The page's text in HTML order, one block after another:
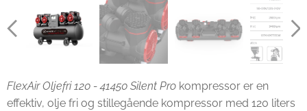
FlexAir Oljefri 120 - 41450 Silent Pro kompressor er en
effektiv, olje fri og stillegående kompressor med 120 liters